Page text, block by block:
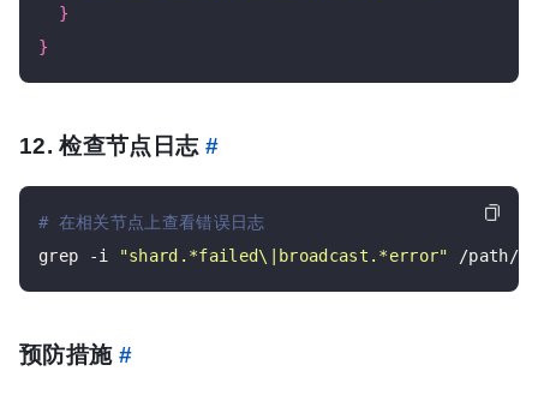
}
}
12. 检查节点日志 #
# 在相关节点上查看错误日志
grep -i
"shard.*failed\|broadcast.*error"
预防措施 #